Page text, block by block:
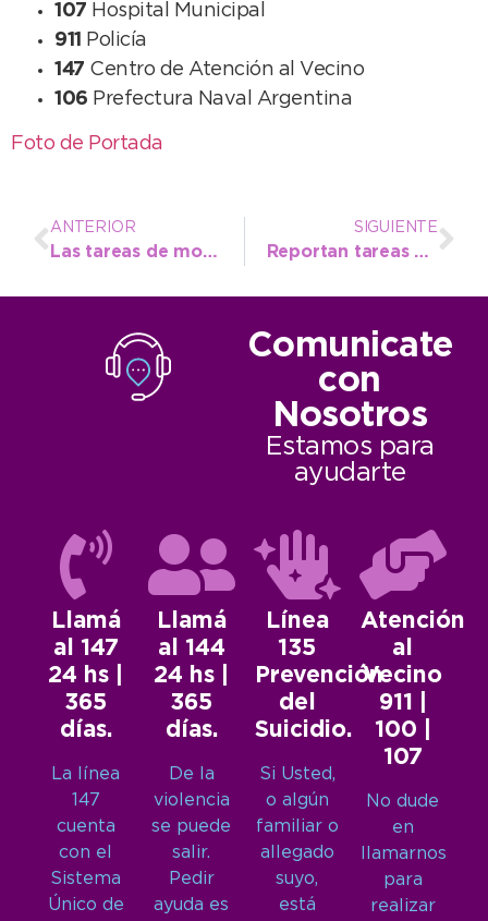
107 Hospital Municipal
911
Policía
147 Centro de Atención al Vecino
106 Prefectura Naval Argentina
Foto de Portada
ANTERIOR
Las tareas de monitoreo constantes permitieron liberar tramos de la Ruta 85 de acceso a La Dulce
SIGUIENTE
Reportan tareas preventivas en la costa y zonas del distrito, pero no hay heridos ni nuevos evacuados
Comunicate
con
Nosotros
Estamos para
ayudarte
Llamá
al 147
24 hs |
365
días.
La línea
147
cuenta
con el
Sistema
Único de
Llamá
al 144
24 hs |
365
días.
De la
violencia
se puede
salir.
Pedir
ayuda es
Línea
135
Prevención
del
Suicidio.
Si Usted,
o algún
familiar o
allegado
suyo,
está
Atención
al
Vecino
911 |
100 |
107
No dude
en
llamarnos
para
realizar